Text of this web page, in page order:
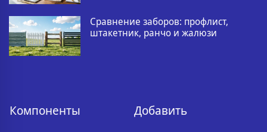
Сравнение заборов: профлист,
штакетник, ранчо и жалюзи
Компоненты Добавить